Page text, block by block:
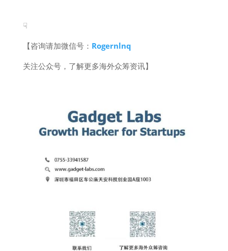
☟
【咨询请加微信号： Rogernlnq
关注公众号，了解更多海外众筹资讯】